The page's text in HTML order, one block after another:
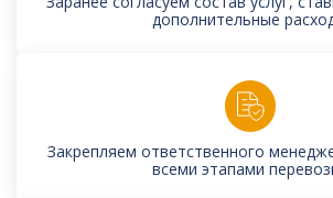
дополнительные
Закрепляем ответственного
всеми этапами